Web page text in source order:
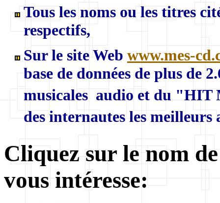
Tous les noms ou les titres
respectifs,
Sur le site Web www.mes-
base de données de plus de
musicales audio et du "HIT
des internautes les meilleurs
Cliquez sur le nom
vous intéresse: